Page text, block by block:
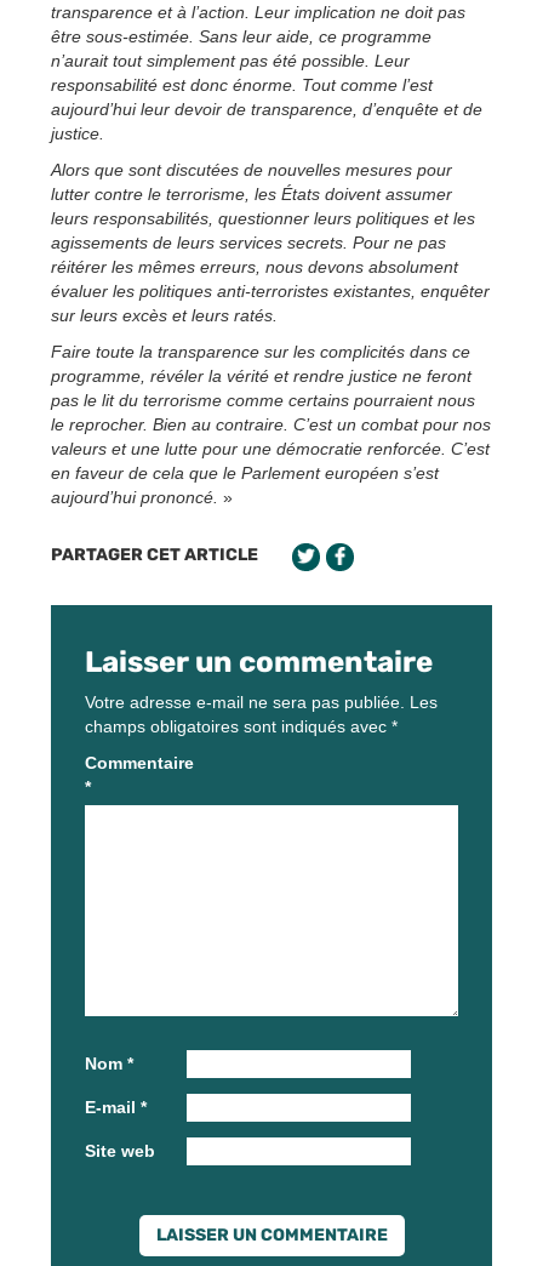
transparence et à l’action. Leur implication ne doit pas
être sous-estimée. Sans leur aide, ce programme
n’aurait tout simplement pas été possible. Leur
responsabilité est donc énorme. Tout comme l’est
aujourd’hui leur devoir de transparence, d’enquête et de
justice.
Alors que sont discutées de nouvelles mesures pour
lutter contre le terrorisme, les États doivent assumer
leurs responsabilités, questionner leurs politiques et les
agissements de leurs services secrets. Pour ne pas
réitérer les mêmes erreurs, nous devons absolument
évaluer les politiques anti-terroristes existantes, enquêter
sur leurs excès et leurs ratés.
Faire toute la transparence sur les complicités dans ce
programme, révéler la vérité et rendre justice ne feront
pas le lit du terrorisme comme certains pourraient nous
le reprocher. Bien au contraire. C’est un combat pour nos
valeurs et une lutte pour une démocratie renforcée. C’est
en faveur de cela que le Parlement européen s’est
aujourd’hui prononcé. »
PARTAGER CET ARTICLE
Laisser un commentaire
Votre adresse e-mail ne sera pas publiée. Les
champs obligatoires sont indiqués avec *
Commentaire
*
Nom *
E-mail *
Site web